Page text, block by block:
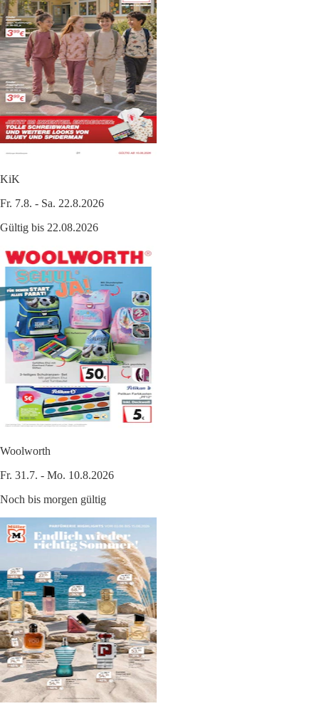
KiK
Fr. 7.8. - Sa. 22.8.2026
Gültig bis 22.08.2026
Woolworth
Fr. 31.7. - Mo. 10.8.2026
Noch bis morgen gültig